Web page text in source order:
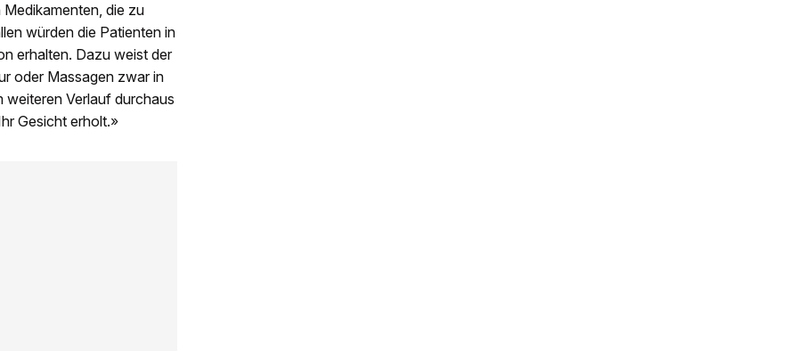
die zu
würden die Patienten in
erhalten. Dazu weist der
oder Massagen zwar in
weiteren Verlauf durchaus
Gesicht erholt.»